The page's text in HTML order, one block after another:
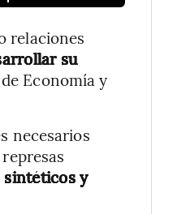
relaciones
su
Economía y
necesarios
sintéticos y